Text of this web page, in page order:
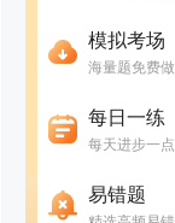
模拟考场
海量题免费做
每日一练
每天进步一
易错题